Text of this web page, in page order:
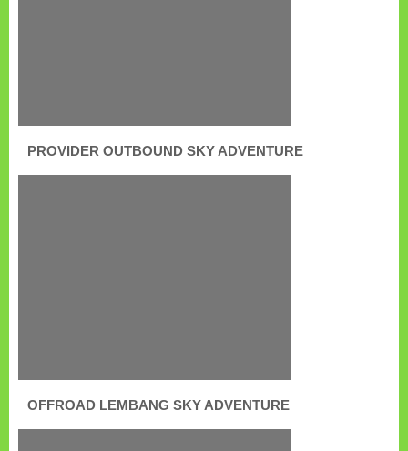
PROVIDER OUTBOUND SKY ADVENTURE
OFFROAD LEMBANG SKY ADVENTURE